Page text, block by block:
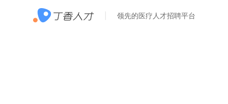
领先的医疗人才招聘平台